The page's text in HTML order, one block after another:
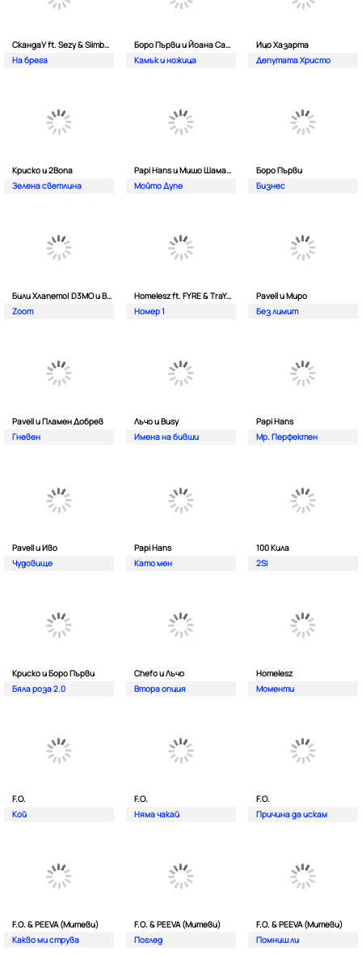
СкандаУ ft. Sezy & Siimbad
На брега
Боро Първи и Йоана Сашова
Камък и ножица
Ицо Хазарта
Депутата Христо
Криско и 2Bona
Зелена светлина
Papi Hans и Мишо Шамара
Мойто Дупе
Боро Първи
Бизнес
Били Хлапето| D3MO и BREVIS
Zoom
Homelesz ft. FYRE & TraYan
Номер 1
Pavell и Миро
Без лимит
Pavell и Пламен Добрев
Гневен
Лъчо и Busy
Имена на бивши
Papi Hans
Мр. Перфектен
Pavell и Иво
Чудовище
Papi Hans
Като мен
100 Кила
2SI
Криско и Боро Първи
Бяла роза 2.0
Chefo и Лъчо
Втора опция
Homelesz
Моменти
F.O.
Кой
F.O.
Няма чакай
F.O.
Причина да искам
F.O. & PEEVA (Митеви)
Какво ми струва
F.O. & PEEVA (Митеви)
Поглед
F.O. & PEEVA (Митеви)
Помниш ли